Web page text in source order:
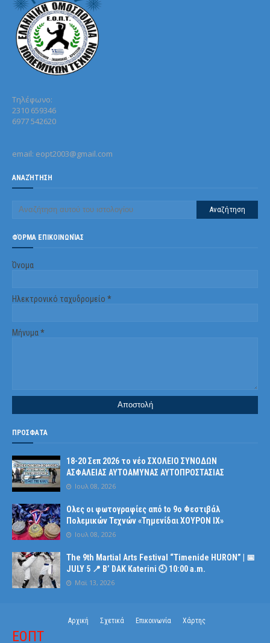
Τηλέφωνo:
2310 659346
6977 542620
email: eopt2003@gmail.com
ΑΝΑΖΉΤΗΣΗ
ΦΌΡΜΑ ΕΠΙΚΟΙΝΩΝΊΑΣ
Όνομα
Ηλεκτρονικό ταχυδρομείο *
Μήνυμα*
ΠΡΟΣΦΑΤΑ
18-20 Σεπ 2026 το νέο ΣΧΟΛΕΙΟ ΣΥΝΟΔΩΝ
ΑΣΦΑΛΕΙΑΣ ΑΥΤΟΑΜΥΝΑΣ ΑΥΤΟΠΡΟΣΤΑΣΙΑΣ
Ιουλ 08, 2026
Ολες οι φωτογραφίες από tο 9ο Φεστιβάλ
Πολεμικών Τεχνών «Τημενίδαι ΧΟΥΡΟΝ ΙΧ»
Ιουλ 08, 2026
The 9th Martial Arts Festival “Timenide HURON” | 📅
JULY 5 📍 B’ DAK Katerini 🕘 10:00 a.m.
Μαϊ 13, 2026
Αρχική Σχετικά Επικοινωνία Χάρτης
ΕΟΠΤ